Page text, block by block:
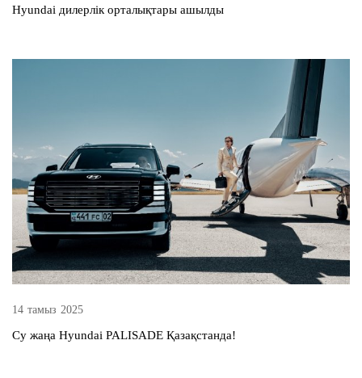
Hyundai дилерлік орталықтары ашылды
14 тамыз 2025
Су жаңа Hyundai PALISADE Қазақстанда!